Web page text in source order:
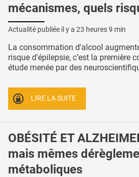
mécanismes, quels
Actualité publiée il y a 23 heures 9 min
La consommation d'alcool
risque d'épilepsie, c’est la première
étude menée par des
LIRE LA SUITE
OBÉSITÉ ET
mais mêmes
métaboliques